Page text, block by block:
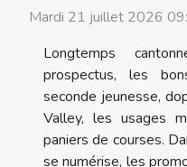
Mardi 21 juillet 2026
Longtemps
prospectus, les
seconde jeunesse,
Valley, les usages
paniers de courses.
se numérise, les